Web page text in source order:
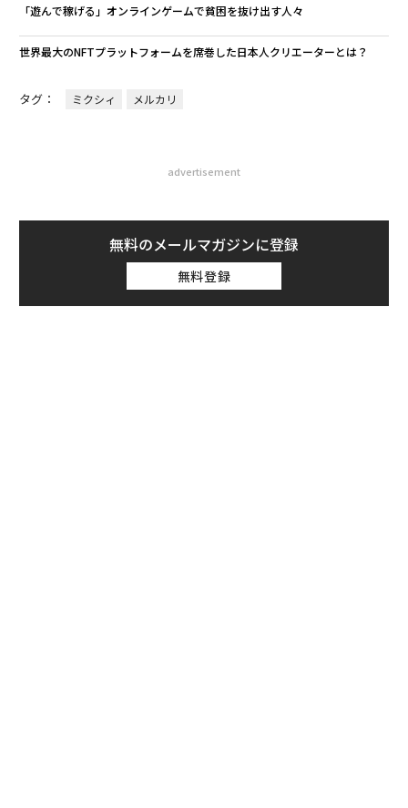
「遊んで稼げる」オンラインゲームで貧困を抜け出す人々
世界最大のNFTプラットフォームを席巻した日本人クリエーターとは？
タグ： ミクシィ メルカリ
advertisement
無料のメールマガジンに登録
無料登録